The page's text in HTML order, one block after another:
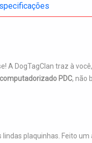
A DogTagClan traz à
PDC, não
plaquinhas. Feito